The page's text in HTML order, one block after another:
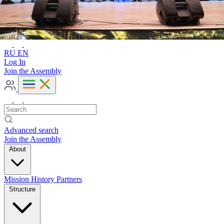
Advanced search
RU EN
RU EN
Log In
Join the Assembly
Advanced search
Join the Assembly
About
Mission History Partners
Structure